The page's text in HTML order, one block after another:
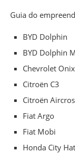
Guia do
BYD Dolphin
BYD Dolphin
Chevrolet Onix
Citroën C3
Citroën
Fiat Argo
Fiat Mobi
Honda City